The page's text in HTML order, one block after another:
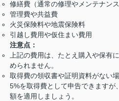
修繕費（通常の修理やメンテナンス
管理費や共益費
火災保険料や地震保険料
引越し費用や仮住まい費用
注意点：
上記の費用は、たとえ購入や保有
められません。
取得費の領収書や証明資料がない
5%を取得費として申告できますが
額を適用しましょう。